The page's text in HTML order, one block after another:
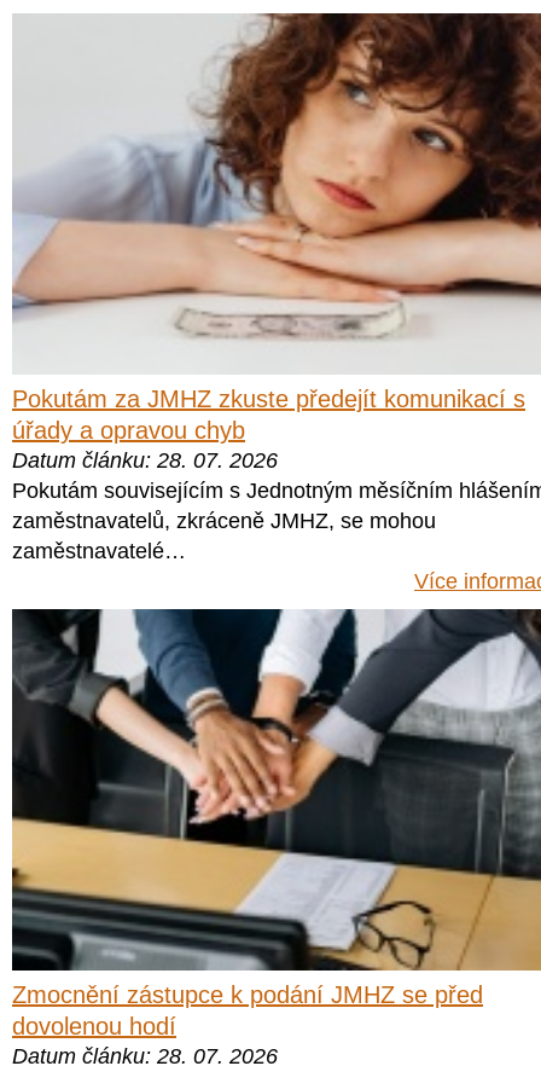
Pokutám za JMHZ zkuste předejít komunikací s
úřady a opravou chyb
Datum článku: 28. 07. 2026
Pokutám souvisejícím s Jednotným měsíčním
zaměstnavatelů, zkráceně JMHZ, se mohou
zaměstnavatelé…
Více
Zmocnění zástupce k podání JMHZ se před
dovolenou hodí
Datum článku: 28. 07. 2026